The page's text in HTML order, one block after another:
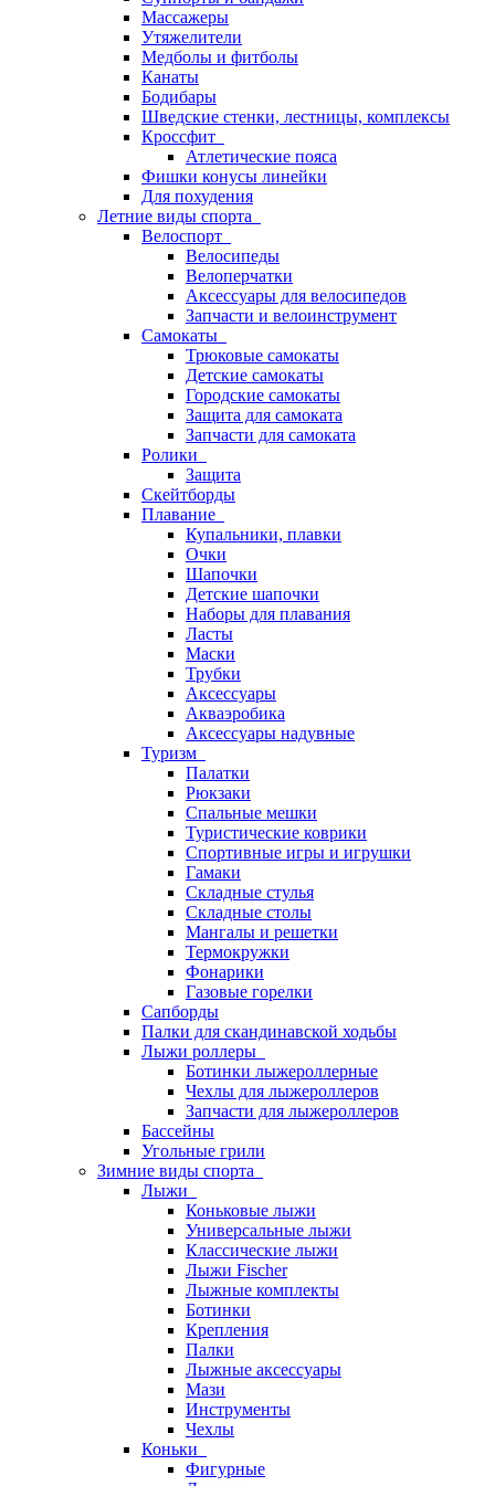
Массажеры
Утяжелители
Медболы и фитболы
Канаты
Бодибары
Шведские стенки, лестницы, комплексы
Кроссфит
Атлетические пояса
Фишки конусы линейки
Для похудения
Летние виды спорта
Велоспорт
Велосипеды
Велоперчатки
Аксессуары для велосипедов
Запчасти и велоинструмент
Самокаты
Трюковые самокаты
Детские самокаты
Городские самокаты
Защита для самоката
Запчасти для самоката
Ролики
Защита
Скейтборды
Плавание
Купальники, плавки
Очки
Шапочки
Детские шапочки
Наборы для плавания
Ласты
Маски
Трубки
Аксессуары
Акваэробика
Аксессуары надувные
Туризм
Палатки
Рюкзаки
Спальные мешки
Туристические коврики
Спортивные игры и игрушки
Гамаки
Складные стулья
Складные столы
Мангалы и решетки
Термокружки
Фонарики
Газовые горелки
Сапборды
Палки для скандинавской ходьбы
Лыжи роллеры
Ботинки лыжероллерные
Чехлы для лыжероллеров
Запчасти для лыжероллеров
Бассейны
Угольные грили
Зимние виды спорта
Лыжи
Коньковые лыжи
Универсальные лыжи
Классические лыжи
Лыжи Fischer
Лыжные комплекты
Ботинки
Крепления
Палки
Лыжные аксессуары
Мази
Инструменты
Чехлы
Коньки
Фигурные